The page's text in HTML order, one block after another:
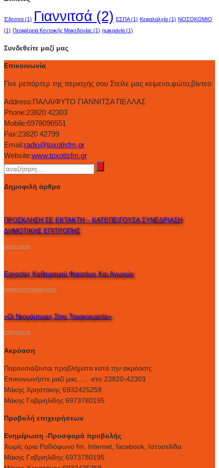
Έδεσσα (1) Γιαννιτσά (2) ΕΣΠΑ(1) Κεφαλαλγία (1) ΝΟΣΟΚΟΜΙΟ
(1) Περιφέρεια Κεντρικής Μακεδονίας (1) ημικρανία (1)
Συνδεθείτε μαζί μας
Επικοινωνία
Γίνε ρεπόρτερ της περιοχής σου Στείλε μας κείμενο,φώτο,βίντεο
Address:ΠΑΛΑΙΦΥΤΟ ΓΙΑΝΝΙΤΣΑ ΠΕΛΛΑΣ
Phone:23820 42303
Mobile:6978096551
Fax:23820 42799
Email:radio@toxotisfm.gr
Website:www.toxotisfm.gr
Δημοφιλή άρθρα
ΠΡΟΣΚΛΗΣΗ ΣΕ ΕΚΤΑΚΤΗ – ΚΑΤΕΠΕΙΓΟΥΣΑ ΣΥΝΕΔΡΙΑΣΗ
ΔΗΜΟΤΙΚΗΣ ΕΠΙΤΡΟΠΗΣ
26/01/2026
Εργασίες Καθαρισμού Φρεατίων Και Αγωγών
20/05/202220/05/2022
«Οι Νεομάρτυρες Στην Τουρκοκρατία»
20/03/2019
Ακρόαση
Παρουσιάζονται προβλήματα κατά την ακρόαση;
Επικοινωνήστε μαζί μας...... στο 23820-42303
Μάκης Χρηστάκης 6932425259
Μάκης Γαβριηλίδης 6973780195
Προβολή επιχειρήσεων
Ενημέρωση -Προσφορά προβολής
Xωρίς όρια Ραδιόφωνο fm, Internet, facebook, Ιστοσελίδα
Μάκης Γαβριηλίδης 6973780195